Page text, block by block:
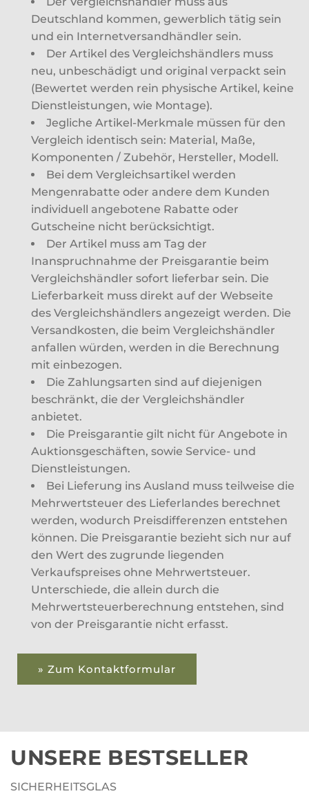
Deutschland kommen, gewerblich tätig sein
und ein Internetversandhändler sein.
Der Artikel des Vergleichshändlers muss
neu, unbeschädigt und original verpackt sein
(Bewertet werden rein physische Artikel, keine
Dienstleistungen, wie Montage).
Jegliche Artikel-Merkmale müssen für den
Vergleich identisch sein: Material, Maße,
Komponenten / Zubehör, Hersteller, Modell.
Bei dem Vergleichsartikel werden
Mengenrabatte oder andere dem Kunden
individuell angebotene Rabatte oder
Gutscheine nicht berücksichtigt.
Der Artikel muss am Tag der
Inanspruchnahme der Preisgarantie beim
Vergleichshändler sofort lieferbar sein. Die
Lieferbarkeit muss direkt auf der Webseite
des Vergleichshändlers angezeigt werden. Die
Versandkosten, die beim Vergleichshändler
anfallen würden, werden in die Berechnung
mit einbezogen.
Die Zahlungsarten sind auf diejenigen
beschränkt, die der Vergleichshändler
anbietet.
Die Preisgarantie gilt nicht für Angebote in
Auktionsgeschäften, sowie Service- und
Dienstleistungen.
Bei Lieferung ins Ausland muss teilweise die
Mehrwertsteuer des Lieferlandes berechnet
werden, wodurch Preisdifferenzen entstehen
können. Die Preisgarantie bezieht sich nur auf
den Wert des zugrunde liegenden
Verkaufspreises ohne Mehrwertsteuer.
Unterschiede, die allein durch die
Mehrwertsteuerberechnung entstehen, sind
von der Preisgarantie nicht erfasst.
» Zum Kontaktformular
UNSERE BESTSELLER
SICHERHEITSGLAS